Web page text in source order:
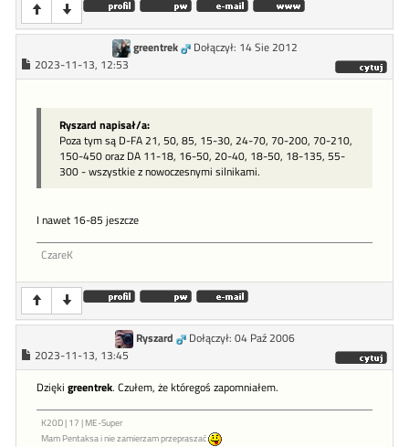
greentrek
Dołączył: 14 Sie 2012
2023-11-13, 12:53
Ryszard napisał/a:
Poza tym są D-FA 21, 50, 85, 15-30, 24-70, 70-200, 70-210,
150-450 oraz DA 11-18, 16-50, 20-40, 18-50, 18-135, 55-
300 - wszystkie z nowoczesnymi silnikami.
I nawet 16-85 jeszcze
CzareK
Ryszard
Dołączył: 04 Paź 2006
2023-11-13, 13:45
Dzięki greentrek. Czułem, że któregoś zapomniałem.
K20D | 17 | ME-Super
Mam Pentaksa i nie zamierzam przepraszać